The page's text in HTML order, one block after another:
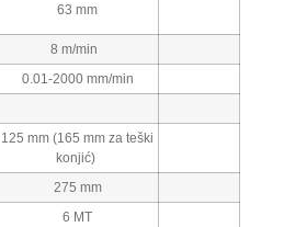
63 mm
8 m/min
0.01-2000 mm/min
125 mm (165 mm za teški
konjić)
275 mm
6 MT